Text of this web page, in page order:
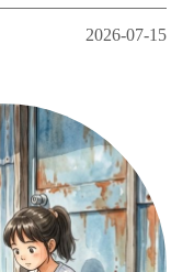
工館北館一樓大廳
2026-07-15